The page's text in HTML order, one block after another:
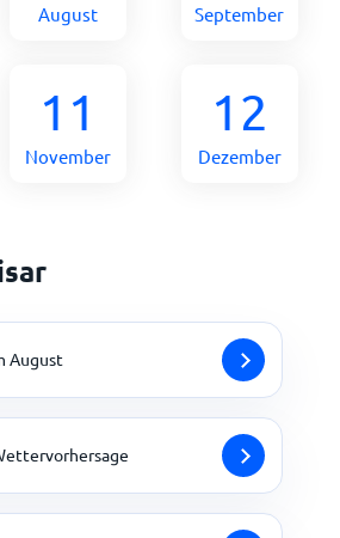
August September
11
November
12
Dezember
August